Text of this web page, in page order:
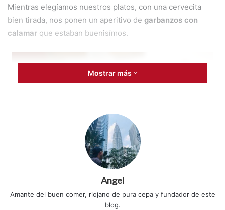
Mientras elegíamos nuestros platos, con una cervecita
bien tirada, nos ponen un aperitivo de garbanzos con
calamar que estaban buenisímos.
Mostrar más
Angel
Amante del buen comer, riojano de pura cepa y fundador de este
blog.